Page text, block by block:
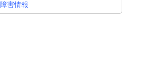
障害情報